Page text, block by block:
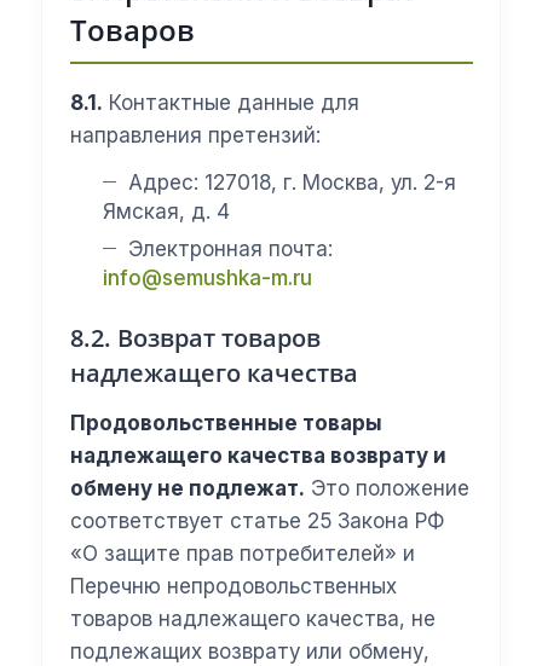
Товаров
8.1. Контактные данные для
направления претензий:
Адрес: 127018, г. Москва, ул. 2-я
Ямская, д. 4
Электронная почта:
info@semushka-m.ru
8.2. Возврат товаров
надлежащего качества
Продовольственные товары
надлежащего качества возврату и
обмену не подлежат. Это положение
соответствует статье 25 Закона РФ
«О защите прав потребителей» и
Перечню непродовольственных
товаров надлежащего качества, не
подлежащих возврату или обмену,